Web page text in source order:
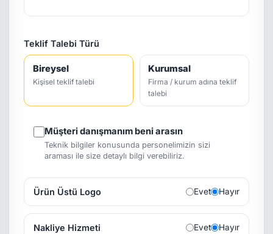
Teklif Talebi Türü
Bireysel
Kişisel teklif talebi
Kurumsal
Firma / kurum adına teklif
talebi
Müşteri danışmanım beni arasın
Teknik bilgiler konusunda personelimizin sizi
araması ile size detaylı bilgi verebiliriz.
Ürün Üstü Logo Evet Hayır
Nakliye Hizmeti Evet Hayır